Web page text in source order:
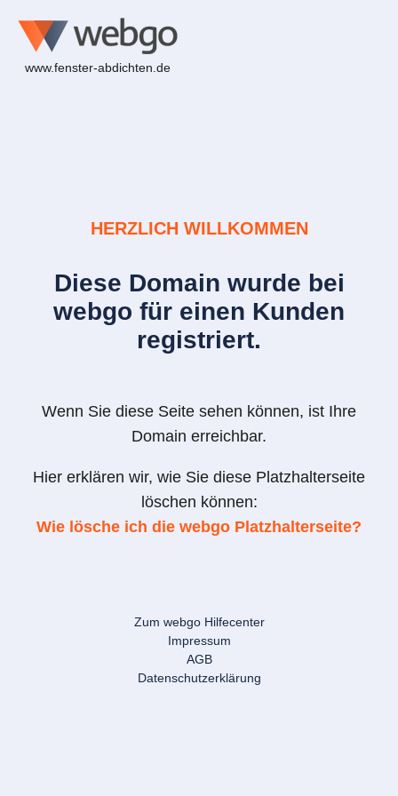
www.fenster-abdichten.de
HERZLICH WILLKOMMEN
Diese Domain wurde bei
webgo für einen Kunden
registriert.
Wenn Sie diese Seite sehen können, ist Ihre
Domain erreichbar.
Hier erklären wir, wie Sie diese Platzhalterseite
löschen können:
Wie lösche ich die webgo Platzhalterseite?
Zum webgo Hilfecenter
Impressum
AGB
Datenschutzerklärung